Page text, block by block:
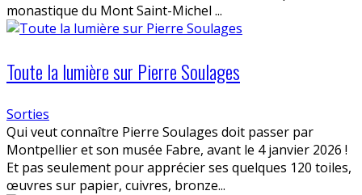
monastique du Mont Saint-Michel ...
Toute la lumière sur Pierre Soulages
Sorties
Qui veut connaître Pierre Soulages doit passer par
Montpellier et son musée Fabre, avant le 4 janvier 2026 !
Et pas seulement pour apprécier ses quelques 120 toiles,
œuvres sur papier, cuivres, bronze...